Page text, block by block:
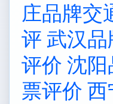
庄品牌交
评 武汉
评价 沈阳
票评价 西